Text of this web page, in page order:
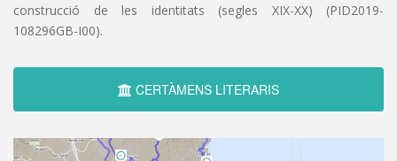
construcció de les identitats (segles XIX-XX) (PID2019-
108296GB-I00).
CERTÀMENS LITERARIS